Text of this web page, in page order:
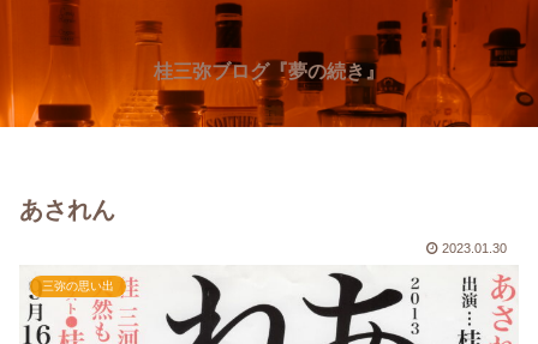
桂三弥ブログ『夢の続き』
あされん
2023.01.30
三弥の思い出